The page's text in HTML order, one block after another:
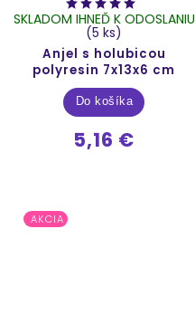
Anjel s holubicou
polyresin 7x13x6 cm
SKLADOM IHNEĎ K ODOSLANIU
(5 ks)
5,16 €
Do košíka
AKCIA